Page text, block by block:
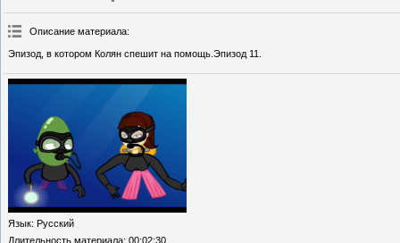
Описание материала:
Эпизод, в котором Колян спешит на помощь.Эпизод 11.
Язык: Русский
Длительность материала: 00:02:30